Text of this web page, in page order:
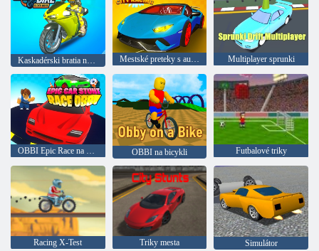
Mestské preteky s autami GT Multiplayer sprunki
OBBI Epic Race na kaskadérskych autách OBBI na bicykli Futbalové triky
Racing X-Test Triky mesta Simulátor